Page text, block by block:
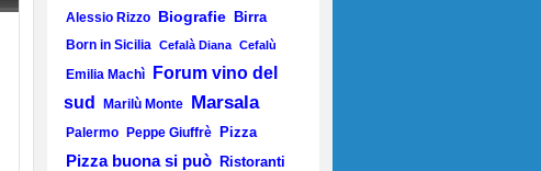
Alessio Rizzo Biografie Birra
Born in Sicilia Cefalà Diana Cefalù
Emilia Machì
Forum vino del
sud
Marilù Monte Marsala
Palermo Peppe Giuffrè Pizza
Pizza buona si può Ristoranti